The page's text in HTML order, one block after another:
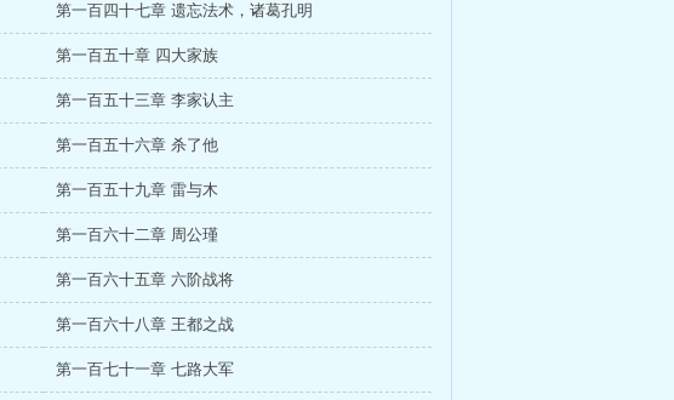
第一百四十七章 遗忘法术，诸葛孔明
第一百五十章 四大家族
第一百五十三章 李家认主
第一百五十六章 杀了他
第一百五十九章 雷与木
第一百六十二章 周公瑾
第一百六十五章 六阶战将
第一百六十八章 王都之战
第一百七十一章 七路大军